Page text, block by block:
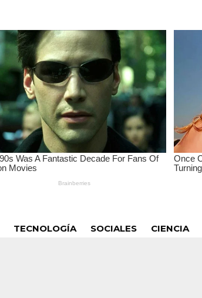
TECNOLOGÍA SOCIALES CIENCIA